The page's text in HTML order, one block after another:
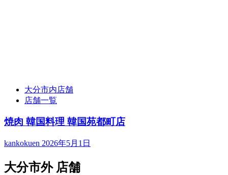
大分市内店舗
店舗一覧
焼肉 韓国料理 韓国苑都町店
kankokuen 2026年5月1日
大分市外 店舗